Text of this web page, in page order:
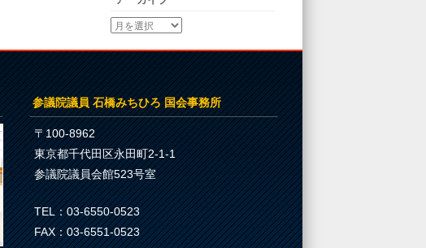
参議院議員 石橋みちひろ 国会事務所
〒100-8962
東京都千代田区永田町2-1-1
参議院議員会館523号室
TEL：03-6550-0523
FAX：03-6551-0523